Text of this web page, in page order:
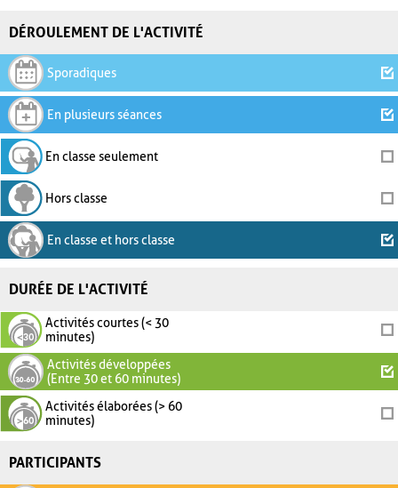
DÉROULEMENT DE L'ACTIVITÉ
Sporadiques
En plusieurs séances
En classe seulement
Hors classe
En classe et hors classe
DURÉE DE L'ACTIVITÉ
Activités courtes (< 30
minutes)
Activités développées
(Entre 30 et 60 minutes)
Activités élaborées (> 60
minutes)
PARTICIPANTS